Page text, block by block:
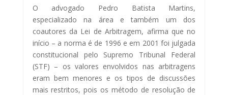
O advogado Pedro Batista Martins,
especializado na área e também um dos
coautores da Lei de Arbitragem, afirma que no
início – a norma é de 1996 e em 2001 foi julgada
constitucional pelo Supremo Tribunal Federal
(STF) – os valores envolvidos nas arbitragens
eram bem menores e os tipos de discussões
mais restritos, pois os método de resolução de